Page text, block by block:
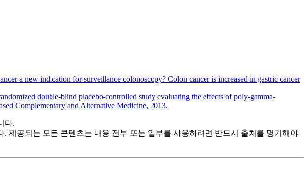
a new indication for surveillance colonoscopy? Colon cancer is increased in gastric cancer
double-blind placebo-controlled study evaluating the effects of poly-gamma-
Complementary and Alternative Medicine, 2013.
다.
제공되는 모든 콘텐츠는 내용 전부 또는 일부를 사용하려면 반드시 출처를 명기해야